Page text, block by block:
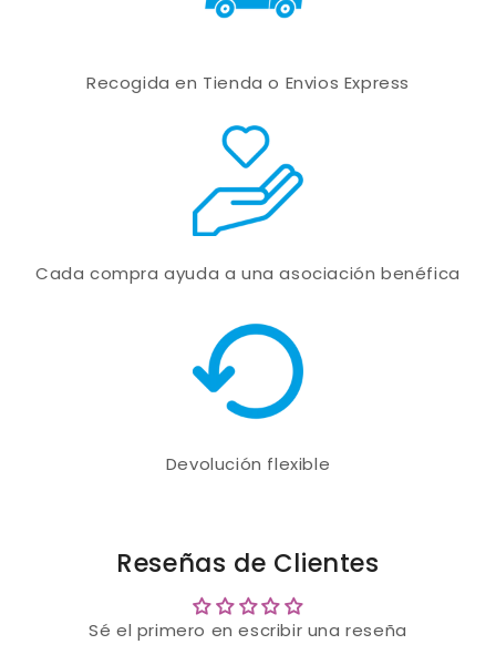
Recogida en Tienda o Envios Express
Cada compra ayuda a una asociación benéfica
Devolución flexible
Reseñas de Clientes
Sé el primero en escribir una reseña